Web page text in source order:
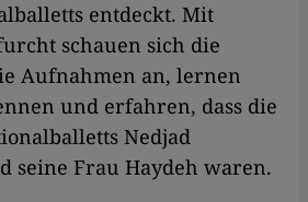
entdeckt. Mit
schauen sich die
Aufnahmen an, lernen
und erfahren, dass die
Nedjad
seine Frau Haydeh waren.